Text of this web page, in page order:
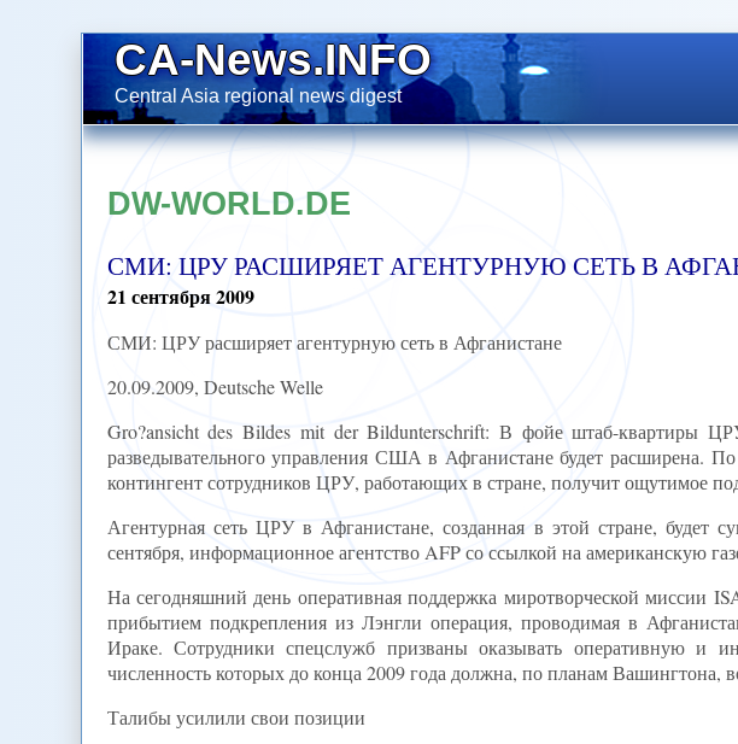
CA-News.INFO
Central Asia regional news digest
DW-WORLD.DE
СМИ: ЦРУ РАСШИРЯЕТ АГЕНТУРНУЮ СЕТЬ В
21 сентября2009
СМИ: ЦРУ расширяет агентурную сеть в Афганистане
20.09.2009, Deutsche Welle
Gro?ansicht des Bildes mit der Bildunterschrift: В фойе штаб-квартиры
разведывательного управления США в Афганистане будет расширена.
контингент сотрудников ЦРУ, работающих в стране, получит ощутимое
Агентурная сеть ЦРУ в Афганистане, созданная в этой стране, будет
сентября, информационное агентство AFP со ссылкой на американскую
На сегодняшний день оперативная поддержка миротворческой миссии
прибытием подкрепления из Лэнгли операция, проводимая в
Ираке. Сотрудники спецслужб призваны оказывать оперативную и
численность которых до конца 2009 года должна, по планам Вашингтона,
Талибы усилили свои позиции